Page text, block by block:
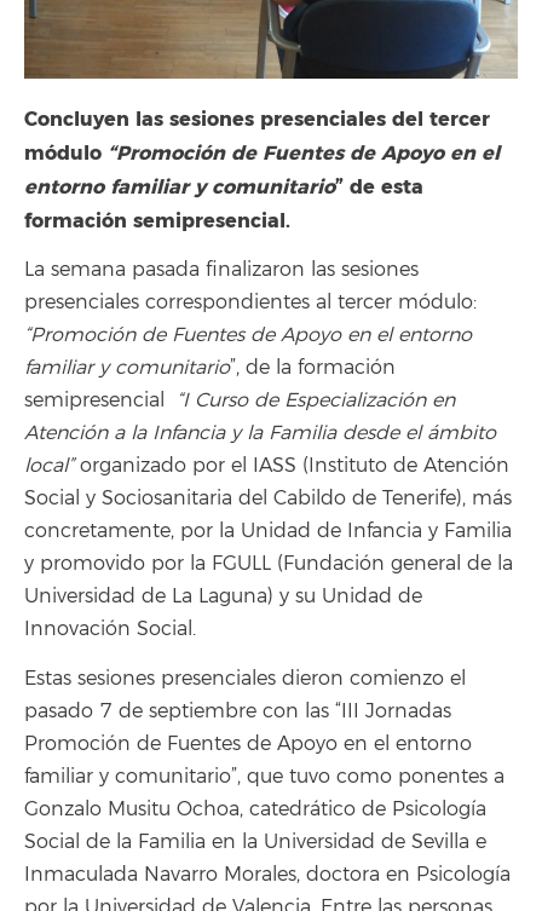
Concluyen las sesiones presenciales del tercer
módulo “Promoción de Fuentes de Apoyo en el
entorno familiar y comunitario” de esta
formación semipresencial.
La semana pasada finalizaron las sesiones
presenciales correspondientes al tercer módulo:
“Promoción de Fuentes de Apoyo en el entorno
familiar y comunitario”, de la formación
semipresencial
“I Curso de Especialización en
Atención a la Infancia y la Familia desde el ámbito
local”organizado por el IASS (Instituto de Atención
Social y Sociosanitaria del Cabildo de Tenerife), más
concretamente, por la Unidad de Infancia y Familia
y promovido por la FGULL (Fundación general de la
Universidad de La Laguna) y su Unidad de
Innovación Social.
Estas sesiones presenciales dieron comienzo el
pasado 7 de septiembre con las “III Jornadas
Promoción de Fuentes de Apoyo en el entorno
familiar y comunitario”, que tuvo como ponentes a
Gonzalo Musitu Ochoa, catedrático de Psicología
Social de la Familia en la Universidad de Sevilla e
Inmaculada Navarro Morales, doctora en Psicología